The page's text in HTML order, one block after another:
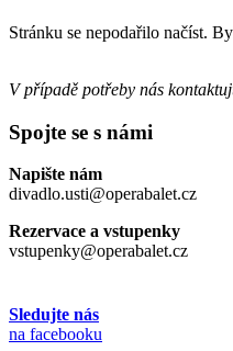
Stránku se nepodařilo načíst.
V případě potřeby nás
Spojte se s námi
Napište nám
divadlo.usti@operabalet.cz
Rezervace a vstupenky
vstupenky@operabalet.cz
Sledujte nás
na facebooku